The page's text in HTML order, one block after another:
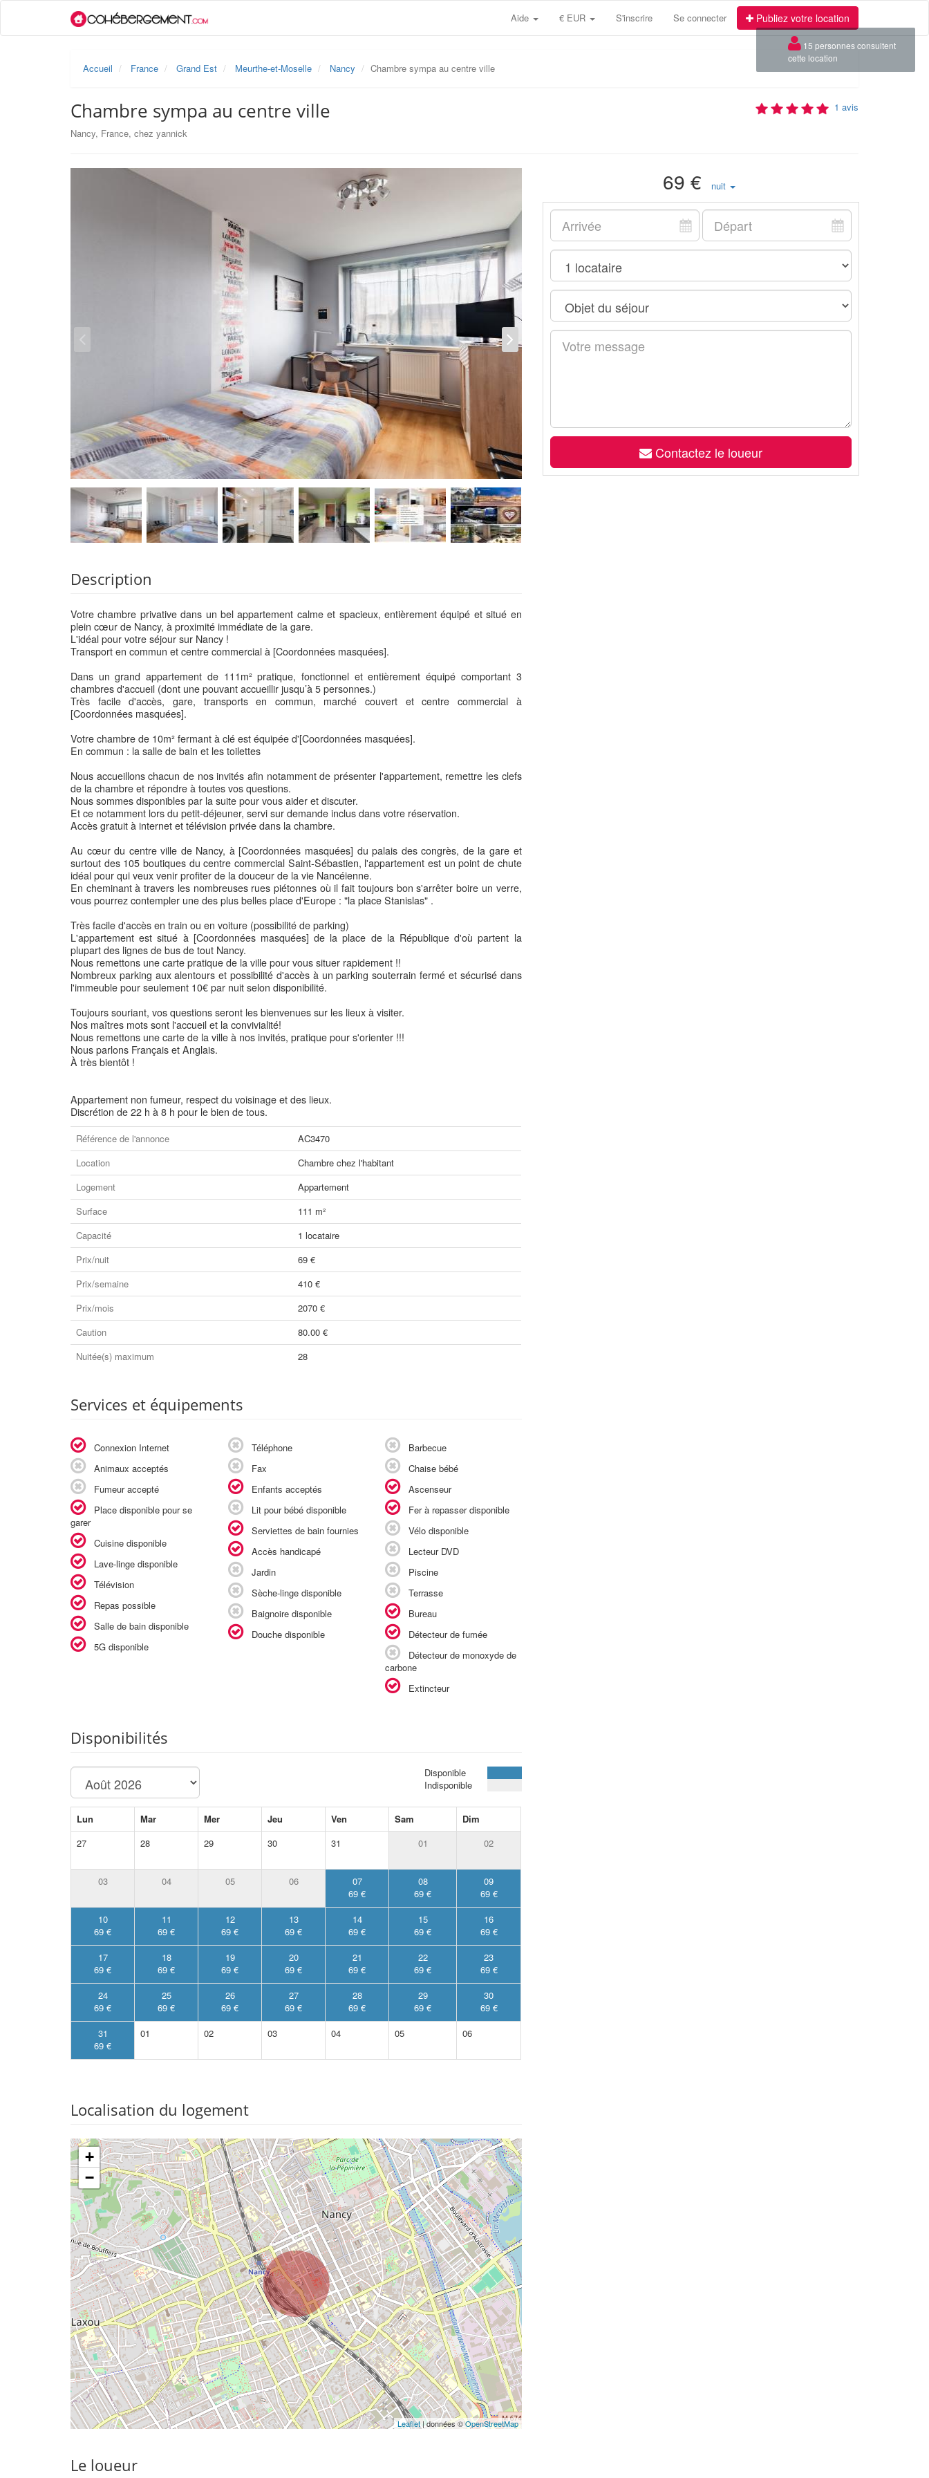
Aide € EUR S'inscrire Se connecter Publiez votre location
Accueil France Grand Est Meurthe-et-Moselle Nancy Chambre sympa au centre ville
Chambre sympa au centre ville
Nancy, France, chez yannick
1 avis
69 € nuit
Contactez le loueur
Description
Votre chambre privative dans un bel appartement calme et spacieux, entièrement équipé et situé en
plein cœur de Nancy, à proximité immédiate de la gare.
L'idéal pour votre séjour sur Nancy !
Transport en commun et centre commercial à [Coordonnées masquées].
Dans un grand appartement de 111m² pratique, fonctionnel et entièrement équipé comportant 3
chambres d'accueil (dont une pouvant accueillir jusqu’à 5 personnes.)
Très facile d'accès, gare, transports en commun, marché couvert et centre commercial à
[Coordonnées masquées].
Votre chambre de 10m² fermant à clé est équipée d'[Coordonnées masquées].
En commun : la salle de bain et les toilettes
Nous accueillons chacun de nos invités afin notamment de présenter l'appartement, remettre les clefs
de la chambre et répondre à toutes vos questions.
Nous sommes disponibles par la suite pour vous aider et discuter.
Et ce notamment lors du petit-déjeuner, servi sur demande inclus dans votre réservation.
Accès gratuit à internet et télévision privée dans la chambre.
Au cœur du centre ville de Nancy, à [Coordonnées masquées] du palais des congrès, de la gare et
surtout des 105 boutiques du centre commercial Saint-Sébastien, l'appartement est un point de chute
idéal pour qui veux venir profiter de la douceur de la vie Nancéienne.
En cheminant à travers les nombreuses rues piétonnes où il fait toujours bon s'arrêter boire un verre,
vous pourrez contempler une des plus belles place d'Europe : "la place Stanislas" .
Très facile d'accès en train ou en voiture (possibilité de parking)
L'appartement est situé à [Coordonnées masquées] de la place de la République d'où partent la
plupart des lignes de bus de tout Nancy.
Nous remettons une carte pratique de la ville pour vous situer rapidement !!
Nombreux parking aux alentours et possibilité d'accès à un parking souterrain fermé et sécurisé dans
l'immeuble pour seulement 10€ par nuit selon disponibilité.
Toujours souriant, vos questions seront les bienvenues sur les lieux à visiter.
Nos maîtres mots sont l'accueil et la convivialité!
Nous remettons une carte de la ville à nos invités, pratique pour s'orienter !!!
Nous parlons Français et Anglais.
À très bientôt !
Appartement non fumeur, respect du voisinage et des lieux.
Discrétion de 22 h à 8 h pour le bien de tous.
Référence de l'annonce
AC3470
Location
Chambre chez l'habitant
Logement
Appartement
Surface
111 m²
Capacité
1 locataire
Prix/nuit
69 €
Prix/semaine
410 €
Prix/mois
2070 €
Caution
80.00 €
Nuitée(s) maximum
28
Services et équipements
Connexion Internet
Animaux acceptés
Fumeur accepté
Place disponible pour se
garer
Cuisine disponible
Lave-linge disponible
Télévision
Repas possible
Salle de bain disponible
5G disponible
Téléphone
Fax
Enfants acceptés
Lit pour bébé disponible
Serviettes de bain fournies
Accès handicapé
Jardin
Sèche-linge disponible
Baignoire disponible
Douche disponible
Barbecue
Chaise bébé
Ascenseur
Fer à repasser disponible
Vélo disponible
Lecteur DVD
Piscine
Terrasse
Bureau
Détecteur de fumée
Détecteur de monoxyde de
carbone
Extincteur
Disponibilités
Disponible
Indisponible
Lun Mar Mer Jeu Ven Sam
Dim
27
28 29 30 31 01 02
03 04 05 06
07
69 €
08
69 €
09
69 €
10
69 €
11
69 €
12
69 €
13
69 €
14
69 €
15
69 €
16
69 €
17
69 €
18
69 €
19
69 €
20
69 €
21
69 €
22
69 €
23
69 €
24
69 €
25
69 €
26
69 €
27
69 €
28
69 €
29
69 €
30
69 €
31
69 €
01 02 03 04 05 06
Localisation du logement
+
−
Leaflet| données ©OpenStreetMap
Le loueur
×
15 personnes consultent
cette location